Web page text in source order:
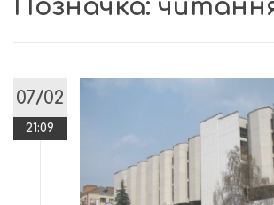
Позначка:
07/02
21:09